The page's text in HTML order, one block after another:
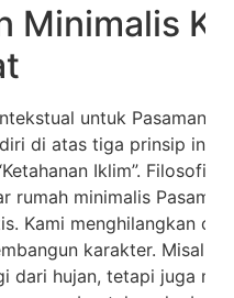
Minimalis
untuk Pasaman
di atas tiga prinsip inti:
Iklim”. Filosofi
rumah minimalis
Kami menghilangkan
karakter.
dari hujan, tetapi juga